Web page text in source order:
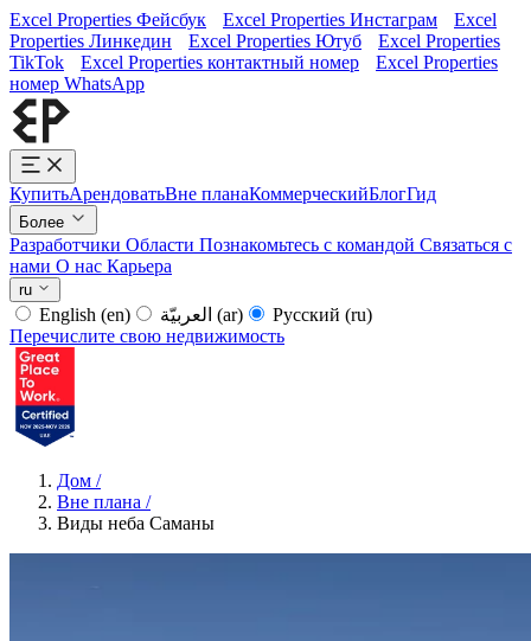
Excel Properties Фейсбук Excel Properties Инстаграм
Excel
Properties Линкедин
Excel Properties Ютуб
Excel Properties
TikTok
Excel Properties контактный номер
Excel Properties
номер WhatsApp
КупитьАрендоватьВне планаКоммерческийБлогГид
Более
Разработчики Области Познакомьтесь с командой Связаться с
нами О нас Карьера
ru
English (en) (ar) Русский (ru)
Перечислите свою недвижимость
Дом /
Вне плана /
Виды неба Саманы